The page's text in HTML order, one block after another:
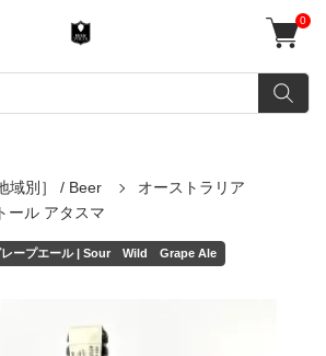
0
域別］ / Beer
オーストラリア
ール アタスマ
レープエール | Sour Wild Grape Ale